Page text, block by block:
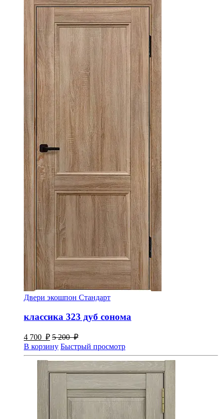
Двери экошпон Стандарт
классика 323 дуб сонома
4 700 ₽ 5 200 ₽
В корзину Быстрый просмотр